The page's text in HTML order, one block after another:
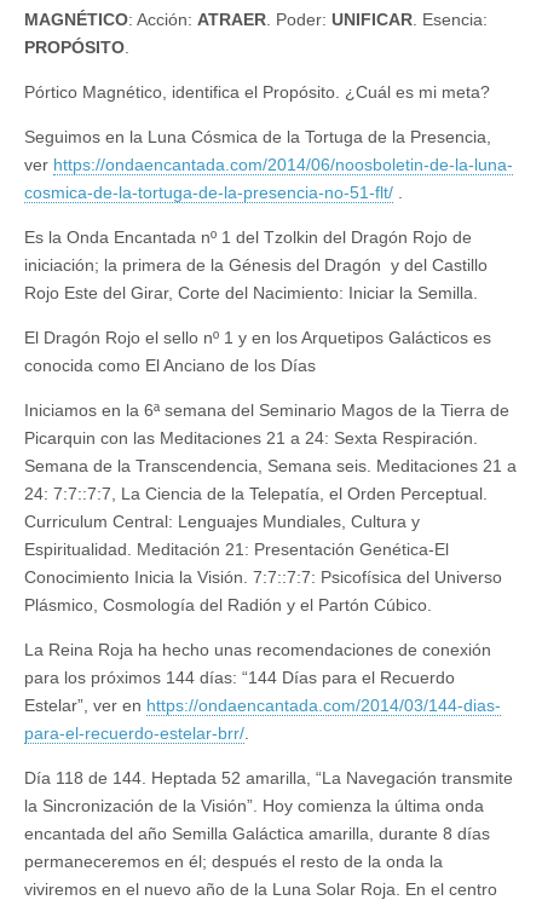
MAGNÉTICO: Acción: ATRAER . Poder: UNIFICAR . Esencia:
PROPÓSITO
Pórtico Magnético, identifica el Propósito. ¿Cuál es mi meta?
Seguimos en la Luna Cósmica de la Tortuga de la Presencia,
ver https://ondaencantada.com/2014/06/noosboletin-de-la-luna-
cosmica-de-la-tortuga-de-la-presencia-no-51-flt/
Es la Onda Encantada nº 1 del Tzolkin del Dragón Rojo de
iniciación; la primera de la Génesis del Dragón y del Castillo
Rojo Este del Girar, Corte del Nacimiento: Iniciar la Semilla.
El Dragón Rojo el sello nº 1 y en los Arquetipos Galácticos es
conocida como El Anciano de los Días
Iniciamos en la 6ª semana del Seminario Magos de la Tierra de
Picarquin con las Meditaciones 21 a 24: Sexta Respiración.
Semana de la Transcendencia, Semana seis. Meditaciones 21 a
24: 7:7::7:7, La Ciencia de la Telepatía, el Orden Perceptual.
Curriculum Central: Lenguajes Mundiales, Cultura y
Espiritualidad. Meditación 21: Presentación Genética-El
Conocimiento Inicia la Visión. 7:7::7:7: Psicofísica del Universo
Plásmico, Cosmología del Radión y el Partón Cúbico.
La Reina Roja ha hecho unas recomendaciones de conexión
para los próximos 144 días: “144 Días para el Recuerdo
Estelar”, ver en https://ondaencantada.com/2014/03/144-dias-
para-el-recuerdo-estelar-brr/
Día 118 de 144. Heptada 52 amarilla, “La Navegación transmite
la Sincronización de la Visión”. Hoy comienza la última onda
encantada del año Semilla Galáctica amarilla, durante 8 días
permaneceremos en él; después el resto de la onda la
viviremos en el nuevo año de la Luna Solar Roja. En el centro